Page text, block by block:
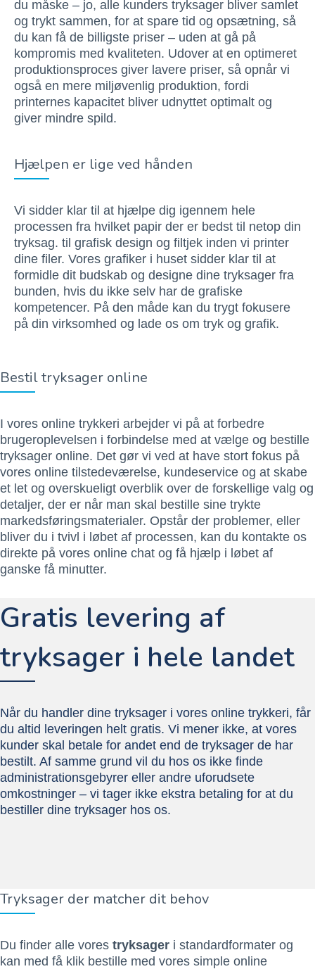
du måske – jo, alle kunders tryksager bliver samlet
og trykt sammen, for at spare tid og opsætning, så
du kan få de billigste priser – uden at gå på
kompromis med kvaliteten. Udover at en optimeret
produktionsproces giver lavere priser, så opnår vi
også en mere miljøvenlig produktion, fordi
printernes kapacitet bliver udnyttet optimalt og
giver mindre spild.
Hjælpen er lige ved hånden
Vi sidder klar til at hjælpe dig igennem hele
processen fra hvilket papir der er bedst til netop din
tryksag. til grafisk design og filtjek inden vi printer
dine filer. Vores grafiker i huset sidder klar til at
formidle dit budskab og designe dine tryksager fra
bunden, hvis du ikke selv har de grafiske
kompetencer. På den måde kan du trygt fokusere
på din virksomhed og lade os om tryk og grafik.
Bestil tryksager online
I vores online trykkeri arbejder vi på at forbedre
brugeroplevelsen i forbindelse med at vælge og bestille
tryksager online. Det gør vi ved at have stort fokus på
vores online tilstedeværelse, kundeservice og at skabe
et let og overskueligt overblik over de forskellige valg og
detaljer, der er når man skal bestille sine trykte
markedsføringsmaterialer. Opstår der problemer, eller
bliver du i tvivl i løbet af processen, kan du kontakte os
direkte på vores online chat og få hjælp i løbet af
ganske få minutter.
Gratis levering af
tryksager i hele landet
Når du handler dine tryksager i vores online trykkeri, får
du altid leveringen helt gratis. Vi mener ikke, at vores
kunder skal betale for andet end de tryksager de har
bestilt. Af samme grund vil du hos os ikke finde
administrationsgebyrer eller andre uforudsete
omkostninger – vi tager ikke ekstra betaling for at du
bestiller dine tryksager hos os.
Tryksager der matcher dit behov
Du finder alle vores tryksager i standardformater og
kan med få klik bestille med vores simple online